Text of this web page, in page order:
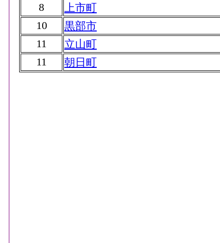
8
上市町
10
黒部市
11
立山町
11
朝日町